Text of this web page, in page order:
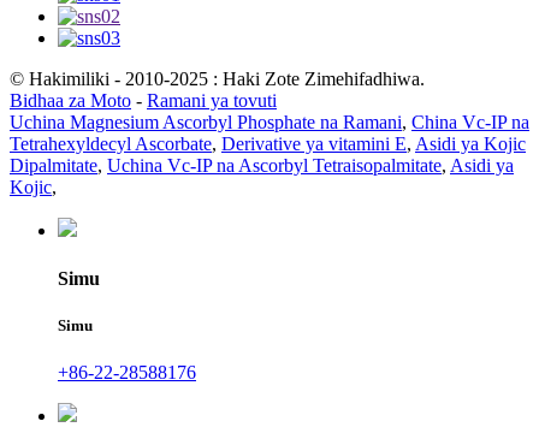
© Hakimiliki - 2010-2025 : Haki Zote Zimehifadhiwa.
Bidhaa za Moto - Ramani ya tovuti
Uchina Magnesium Ascorbyl Phosphate na Ramani, China Vc-IP na
Tetrahexyldecyl Ascorbate, Derivative ya vitamini E, Asidi ya Kojic
Dipalmitate, Uchina Vc-IP na Ascorbyl Tetraisopalmitate, Asidi ya
Kojic,
Simu
Simu
+86-22-28588176